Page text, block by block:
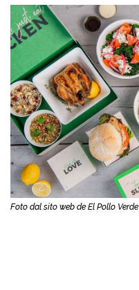
Foto dal sito web de El Pollo Verde